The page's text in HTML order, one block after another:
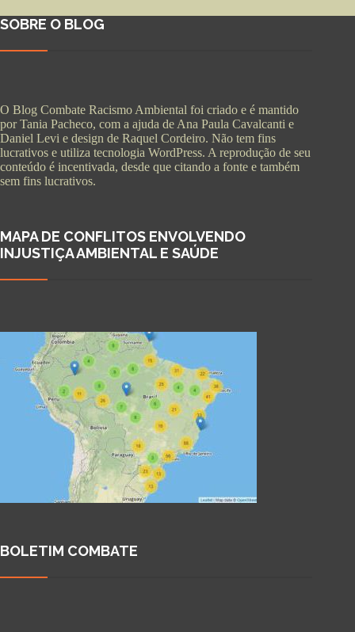
SOBRE O BLOG
O Blog Combate Racismo Ambiental foi criado e é mantido
por Tania Pacheco, com a ajuda de Ana Paula Cavalcanti e
Daniel Levi e design de Raquel Cordeiro. Não tem fins
lucrativos e utiliza tecnologia WordPress. A reprodução de seu
conteúdo é incentivada, desde que citando a fonte e também
sem fins lucrativos.
MAPA DE CONFLITOS ENVOLVENDO
INJUSTIÇA AMBIENTAL E SAÚDE
BOLETIM COMBATE